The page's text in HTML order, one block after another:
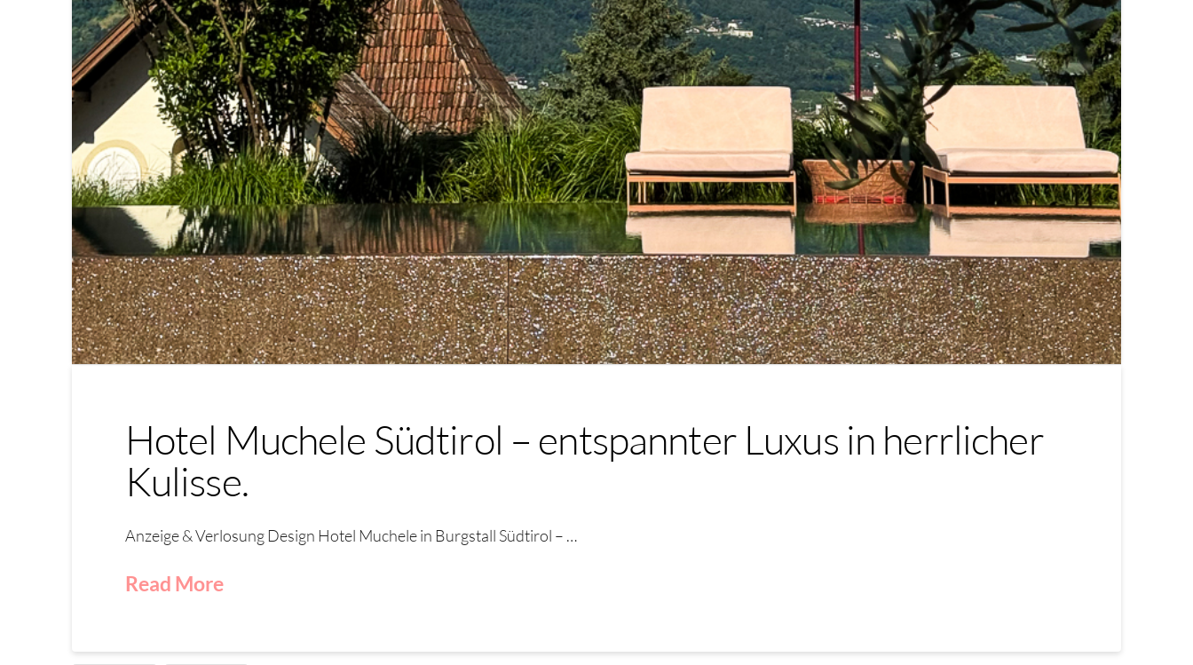
Hotel Muchele Südtirol – entspannter Luxus in herrlicher
Kulisse.
Anzeige & Verlosung Design Hotel Muchele in Burgstall Südtirol – …
Read More